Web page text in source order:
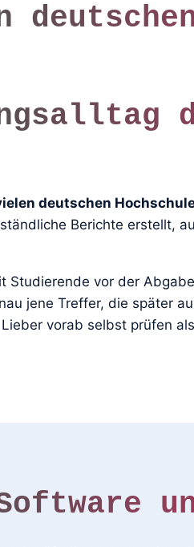
deutschen
Berichte erstellt,
vor der
jene Treffer, die später
vorab selbst prüfen